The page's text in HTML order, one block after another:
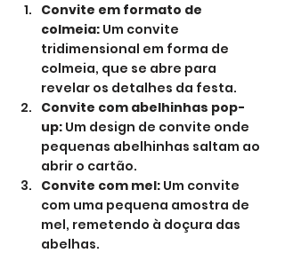
Convite em formato de
colmeia: Um convite
tridimensional em forma de
colmeia, que se abre para
revelar os detalhes da festa.
Convite com abelhinhas pop-
up: Um design de convite onde
pequenas abelhinhas saltam ao
abrir o cartão.
Convite com mel: Um convite
com uma pequena amostra de
mel, remetendo à doçura das
abelhas.